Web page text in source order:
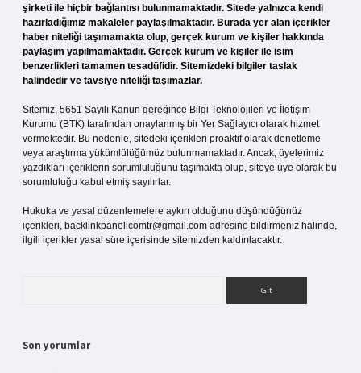
şirketi ile hiçbir bağlantısı bulunmamaktadır. Sitede yalnızca kendi
hazırladığımız makaleler paylaşılmaktadır. Burada yer alan içerikler
haber niteliği taşımamakta olup, gerçek kurum ve kişiler hakkında
paylaşım yapılmamaktadır. Gerçek kurum ve kişiler ile isim
benzerlikleri tamamen tesadüfidir. Sitemizdeki bilgiler taslak
halindedir ve tavsiye niteliği taşımazlar.
Sitemiz, 5651 Sayılı Kanun gereğince Bilgi Teknolojileri ve İletişim
Kurumu (BTK) tarafından onaylanmış bir Yer Sağlayıcı olarak hizmet
vermektedir. Bu nedenle, sitedeki içerikleri proaktif olarak denetleme
veya araştırma yükümlülüğümüz bulunmamaktadır. Ancak, üyelerimiz
yazdıkları içeriklerin sorumluluğunu taşımakta olup, siteye üye olarak bu
sorumluluğu kabul etmiş sayılırlar.
Hukuka ve yasal düzenlemelere aykırı olduğunu düşündüğünüz
içerikleri, backlinkpanelicomtr@gmail.com adresine bildirmeniz halinde,
ilgili içerikler yasal süre içerisinde sitemizden kaldırılacaktır.
Son yorumlar